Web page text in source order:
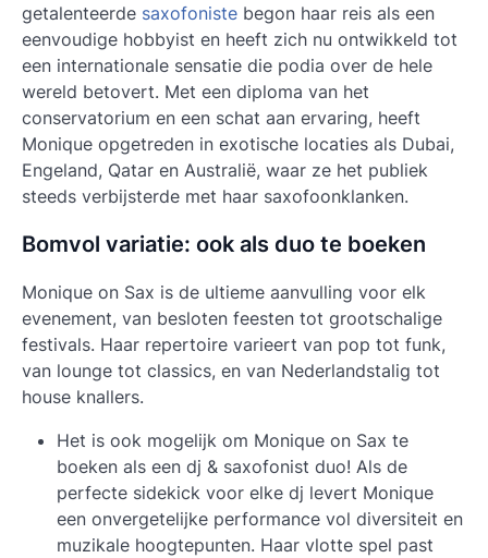
getalenteerde saxofoniste begon haar reis als een
eenvoudige hobbyist en heeft zich nu ontwikkeld tot
een internationale sensatie die podia over de hele
wereld betovert. Met een diploma van het
conservatorium en een schat aan ervaring, heeft
Monique opgetreden in exotische locaties als Dubai,
Engeland, Qatar en Australië, waar ze het publiek
steeds verbijsterde met haar saxofoonklanken.
Bomvol variatie: ook als duo te boeken
Monique on Sax is de ultieme aanvulling voor elk
evenement, van besloten feesten tot grootschalige
festivals. Haar repertoire varieert van pop tot funk,
van lounge tot classics, en van Nederlandstalig tot
house knallers.
Het is ook mogelijk om Monique on Sax te
boeken als een dj & saxofonist duo! Als de
perfecte sidekick voor elke dj levert Monique
een onvergetelijke performance vol diversiteit en
muzikale hoogtepunten. Haar vlotte spel past